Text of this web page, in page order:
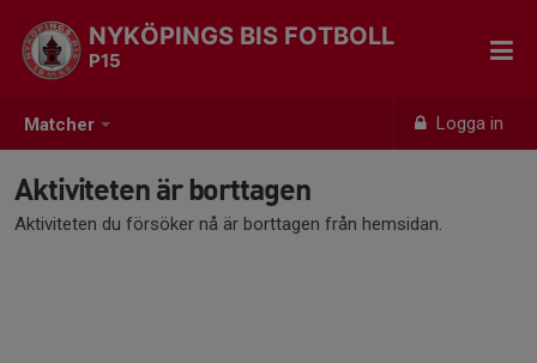
Matcher Logga in
NYKÖPINGS BIS FOTBOLL
P15
Aktiviteten är borttagen
Aktiviteten du försöker nå är borttagen från hemsidan.